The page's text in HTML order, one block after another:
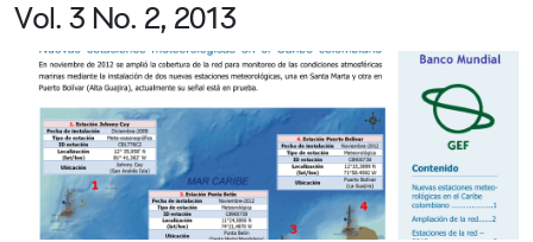
Vol. 3 No. 2, 2013